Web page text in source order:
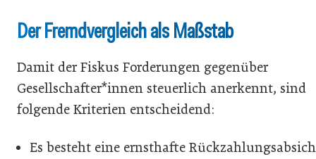
Der Fremdvergleich als Maßstab
Damit der Fiskus Forderungen gegenüber
Gesellschafter*innen steuerlich anerkennt, sind
folgende Kriterien entscheidend:
Es besteht eine ernsthafte